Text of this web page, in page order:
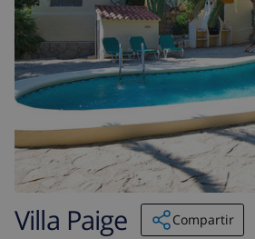
Villa Paige Compartir